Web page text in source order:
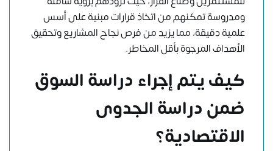
ومدروسة تمكنهم من اتخاذ قرارات مبنية على أسس
علمية دقيقة، مما يزيد من فرص نجاح المشاريع وتحقيق
الأهداف المرجوة بأقل المخاطر.
كيف يتم إجراء دراسة السوق
ضمن دراسة الجدوى
الاقتصادية؟